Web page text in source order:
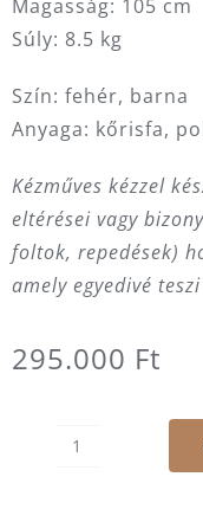
Magasság: 105 cm
Súly: 8.5 kg
Szín: fehér, barna
Anyaga: kőrisfa,
Kézműves kézzel
eltérései vagy
foltok, repedések)
amely egyedivé
295.000 Ft
Szék